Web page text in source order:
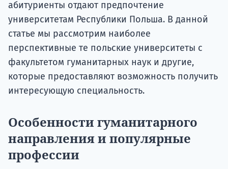
абитуриенты отдают предпочтение
университетам Республики Польша. В данной
статье мы рассмотрим наиболее
перспективные те польские университеты с
факультетом гуманитарных наук и другие,
которые предоставляют возможность получить
интересующую специальность.
Особенности гуманитарного
направления и популярные
профессии